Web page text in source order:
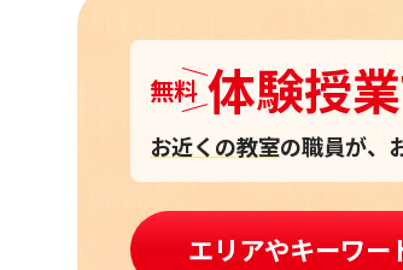
無料 体験授業
お近くの教室の職員が、
エリアやキーワー